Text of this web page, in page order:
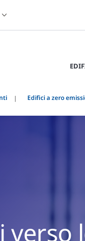
Edifici a zero
verso